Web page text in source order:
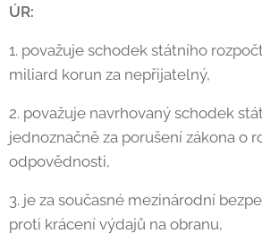
ÚR:
1. považuje schodek státního
miliard korun za nepřijatelný,
2. považuje navrhovaný schodek
jednoznačně za porušení zákona o
odpovědnosti,
3. je za současné mezinárodní
proti krácení výdajů na obranu,